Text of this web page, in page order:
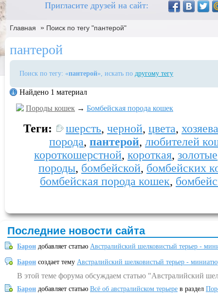
Пригласите друзей на сайт:
Главная » Поиск по тегу "пантерой"
пантерой
Поиск по тегу: «пантерой», искать по другому тегу
Найдено 1 материал
Породы кошек → Бомбейская порода кошек
Теги: шерсть, черной, цвета,
порода, пантерой, любителей
короткошерстной, короткая, золотые
породы, бомбейской, бомбейских
бомбейская порода кошек,
Последние новости сайта
Барон добавляет статью Австралийский шелковистый терьер -
Барон создает тему Австралийский шелковистый терьер -
В этой теме форума обсуждаем статью "Австралийский
Барон добавляет статью Всё об австралийском терьере в раздел